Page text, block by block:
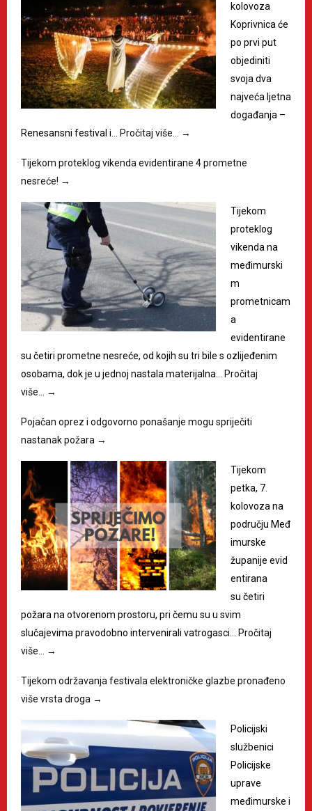
kolovoza
Koprivnica će
po prvi put
objediniti
svoja dva
najveća ljetna
događanja –
Renesansni festival i…
Pročitaj više… →
Tijekom proteklog vikenda evidentirane 4 prometne
nesreće! →
Tijekom
proteklog
vikenda na
međimurski
m
prometnicam
a
evidentirane
su četiri prometne nesreće, od kojih su tri bile s ozlijeđenim
osobama, dok je u jednoj nastala materijalna…
Pročitaj
više…
→
Pojačan oprez i odgovorno ponašanje mogu spriječiti
nastanak požara →
Tijekom
petka, 7.
kolovoza na
području Međ
imurske
županije evid
entirana
su četiri
požara na otvorenom prostoru, pri čemu su u svim
slučajevima pravodobno intervenirali vatrogasci…
Pročitaj
više…
→
Tijekom održavanja festivala elektroničke glazbe pronađeno
više vrsta droga →
Policijski
službenici
Policijske
uprave
međimurske i